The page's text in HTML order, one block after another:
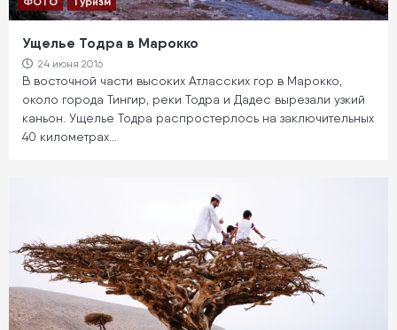
Ущелье Тодра в Марокко
24 июня 2016
В восточной части высоких Атласских гор в Марокко,
около города Тингир, реки Тодра и Дадес вырезали узкий
каньон. Ущелье Тодра распростерлось на заключительных
40 километрах…